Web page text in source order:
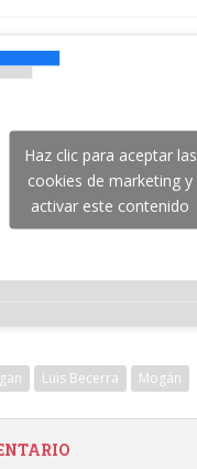
Haz clic para aceptar las
cookies de marketing y
activar este contenido
Luis Becerra Mogán